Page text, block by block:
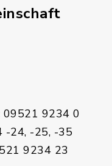
9234 0
-24, -25, -35
9234 23